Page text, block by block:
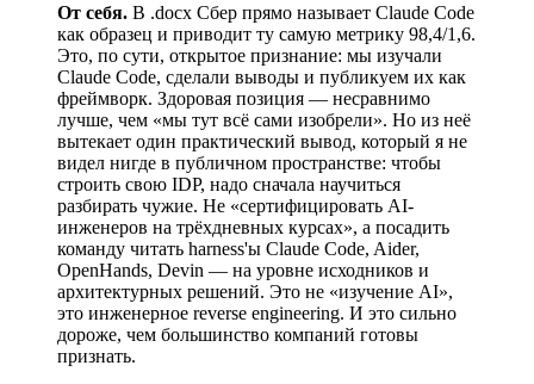
От себя. В .docx Сбер прямо называет Claude Code
как образец и приводит ту самую метрику 98,4/1,6.
Это, по сути, открытое признание: мы изучали
Claude Code, сделали выводы и публикуем их как
фреймворк. Здоровая позиция — несравнимо
лучше, чем «мы тут всё сами изобрели». Но из неё
вытекает один практический вывод, который я не
видел нигде в публичном пространстве: чтобы
строить свою IDP, надо сначала научиться
разбирать чужие. Не «сертифицировать AI-
инженеров на трёхдневных курсах», а посадить
команду читать harness'ы Claude Code, Aider,
OpenHands, Devin — на уровне исходников и
архитектурных решений. Это не «изучение AI»,
это инженерное reverse engineering. И это сильно
дороже, чем большинство компаний готовы
признать.